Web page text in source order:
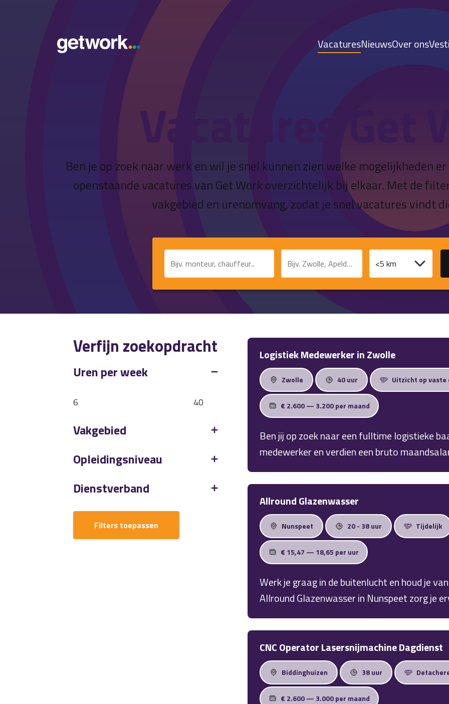
VacaturesNieuwsOver ons
Ben je op zoek naar werk en wil je snel kunnen zien welke mogelijkheden
openstaande vacatures van Get Work overzichtelijk bij elkaar. Met de
vakgebied en urenomvang, zodat je snel vacatures vindt
Verfijn zoekopdracht
Uren per week
6 40
Vakgebied
Opleidingsniveau
Dienstverband
Filters toepassen
Logistiek Medewerker in Zwolle
Zwolle 40 uur Uitzicht op vaste
€ 2.600 — 3.200 per maand
Ben jij op zoek naar een fulltime logistieke
medewerker en verdien een bruto
werkt tot 40 uur per week in een 2-
reachtruckcertificaat en krijgt volop
ontwikkelen binnen een moderne logistieke
Allround Glazenwasser
Nunspeet 20 - 38 uur Tijdelijk
€ 15,47 — 18,65 per uur
Werk je graag in de buitenlucht en houd je
Allround Glazenwasser in Nunspeet zorg je
uitzien. Je werkt zelfstandig, hebt veel
op verschillende locaties in de regio.
CNC Operator Lasersnijmachine Dagdienst
Biddinghuizen 38 uur
€ 2.600 — 3.000 per maand